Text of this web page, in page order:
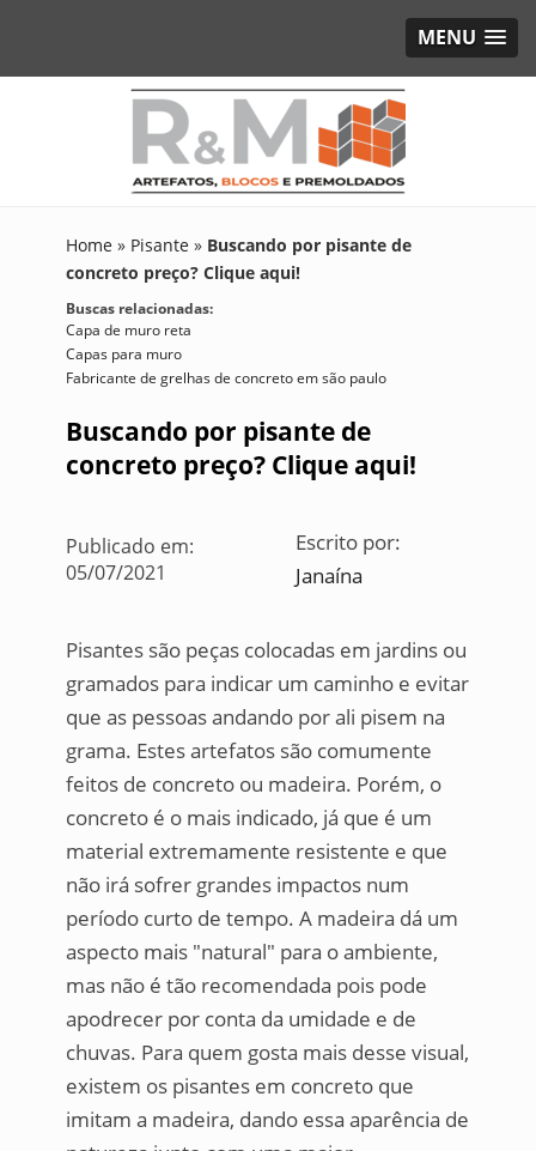
MENU
Home » Pisante » Buscando por pisante de
concreto preço? Clique aqui!
Buscas relacionadas:
Capa de muro reta
Capas para muro
Fabricante de grelhas de concreto em são paulo
Buscando por pisante de
concreto preço? Clique aqui!
Publicado em:
05/07/2021
Escrito por:
Janaína
Pisantes são peças colocadas em jardins ou
gramados para indicar um caminho e evitar
que as pessoas andando por ali pisem na
grama. Estes artefatos são comumente
feitos de concreto ou madeira. Porém, o
concreto é o mais indicado, já que é um
material extremamente resistente e que
não irá sofrer grandes impactos num
período curto de tempo. A madeira dá um
aspecto mais "natural" para o ambiente,
mas não é tão recomendada pois pode
apodrecer por conta da umidade e de
chuvas. Para quem gosta mais desse visual,
existem os pisantes em concreto que
imitam a madeira, dando essa aparência de